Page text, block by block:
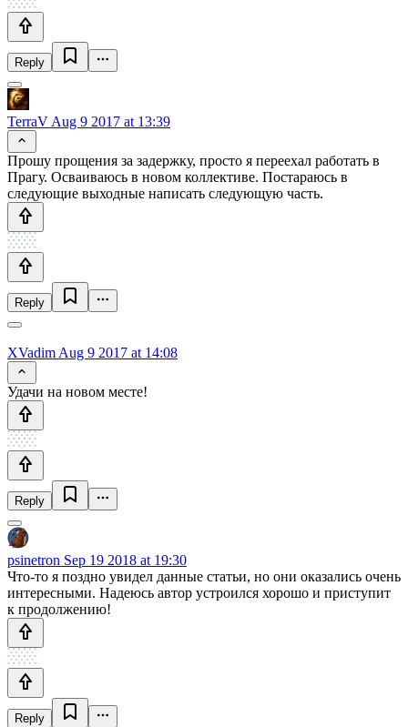
Reply
TerraV Aug 9 2017 at 13:39
Прошу прощения за задержку, просто я переехал работать в
Прагу. Осваиваюсь в новом коллективе. Постараюсь в
следующие выходные написать следующую часть.
Reply
XVadim Aug 9 2017 at 14:08
Удачи на новом месте!
Reply
psinetron Sep 19 2018 at 19:30
Что-то я поздно увидел данные статьи, но они оказались очень
интересными. Надеюсь автор устроился хорошо и приступит
к продолжению!
Reply